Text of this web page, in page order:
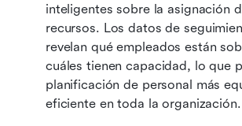
inteligentes sobre la asignación
recursos. Los datos de
revelan qué empleados están
cuáles tienen capacidad, lo que
planificación de personal más
eficiente en toda la organización.